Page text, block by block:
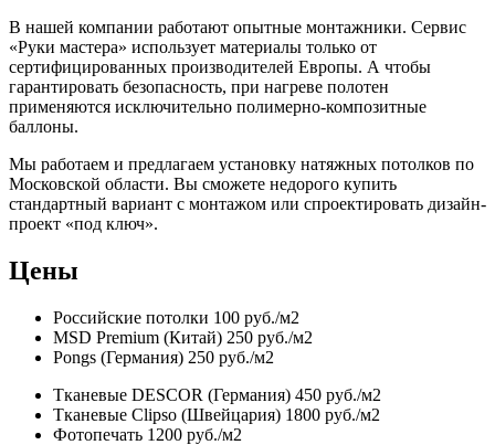
В нашей компании работают опытные монтажники. Сервис
«Руки мастера» использует материалы только от
сертифицированных производителей Европы. А чтобы
гарантировать безопасность, при нагреве полотен
применяются исключительно полимерно-композитные
баллоны.
Мы работаем и предлагаем установку натяжных потолков по
Московской области. Вы сможете недорого купить
стандартный вариант с монтажом или спроектировать дизайн-
проект «под ключ».
Цены
Российские потолки 100 руб./м2
MSD Premium (Китай) 250 руб./м2
Pongs (Германия) 250 руб./м2
Тканевые DESCOR (Германия) 450 руб./м2
Тканевые Clipso (Швейцария) 1800 руб./м2
Фотопечать 1200 руб./м2